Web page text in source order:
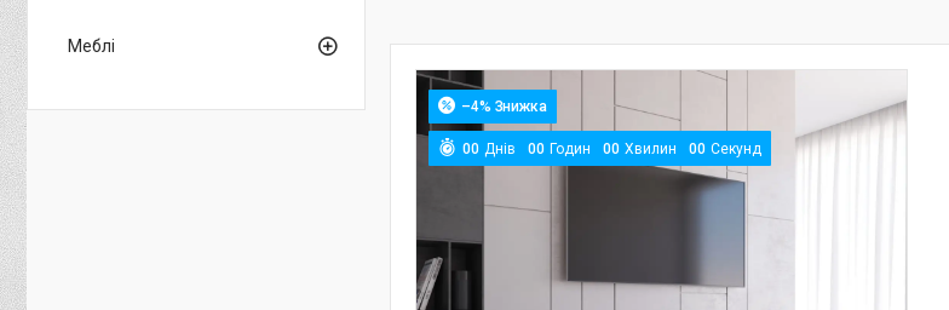
–4%
00 Днів 00 Годин 00 Хвилин 00 Секунд
Меблі